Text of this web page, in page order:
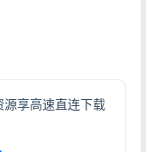
享高速直连下载